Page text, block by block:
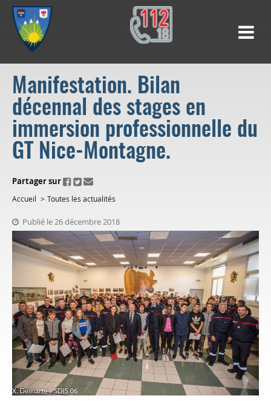
Manifestation. Bilan
décennal des stages en
immersion professionnelle du
GT Nice-Montagne.
ui.fo.accessibility.echappement.partage
Partager sur
Accueil Toutes les actualités
Publié le 26 décembre 2018